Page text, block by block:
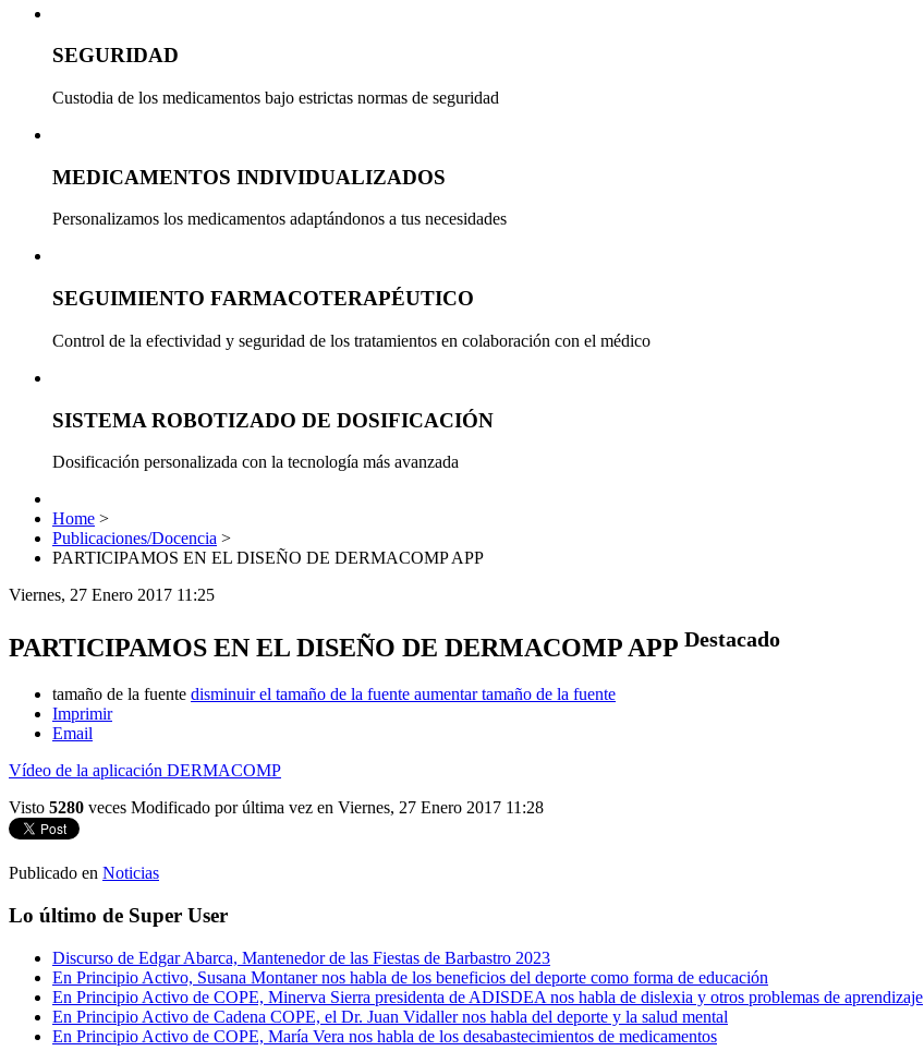
SEGURIDAD
Custodia de los medicamentos bajo estrictas normas de seguridad
MEDICAMENTOS INDIVIDUALIZADOS
Personalizamos los medicamentos adaptándonos a tus necesidades
SEGUIMIENTO FARMACOTERAPÉUTICO
Control de la efectividad y seguridad de los tratamientos en colaboración con el médico
SISTEMA ROBOTIZADO DE DOSIFICACIÓN
Dosificación personalizada con la tecnología más avanzada
Home >
Publicaciones/Docencia >
PARTICIPAMOS EN EL DISEÑO DE DERMACOMP APP
Viernes, 27 Enero 2017 11:25
PARTICIPAMOS EN EL DISEÑO DE DERMACOMP APP Destacado
tamaño de la fuente disminuir el tamaño de la fuente aumentar tamaño de la fuente
Imprimir
Email
Vídeo de la aplicación DERMACOMP
Visto 5280 veces Modificado por última vez en Viernes, 27 Enero 2017 11:28
Publicado en Noticias
Lo último de Super User
Discurso de Edgar Abarca, Mantenedor de las Fiestas de Barbastro 2023
En Principio Activo, Susana Montaner nos habla de los beneficios del deporte como forma de educación
En Principio Activo de COPE, Minerva Sierra presidenta de ADISDEA nos habla de dislexia y otros problemas de aprendizaje
En Principio Activo de Cadena COPE, el Dr. Juan Vidaller nos habla del deporte y la salud mental
En Principio Activo de COPE, María Vera nos habla de los desabastecimientos de medicamentos